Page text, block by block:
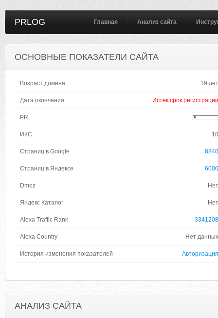
PRLOG Главная Анализ сайта
ОСНОВНЫЕ ПОКАЗАТЕЛИ САЙТА
Возраст домена 19 лет
Дата окончания Истек срок регистрации
PR
ИКС 10
Страниц в Google 8840
Страниц в Яндексе 6000
Dmoz Нет
Яндекс Каталог Нет
Alexa Traffic Rank 3341208
Alexa Country Нет данных
История изменения показателей Авторизация
АНАЛИЗ САЙТА